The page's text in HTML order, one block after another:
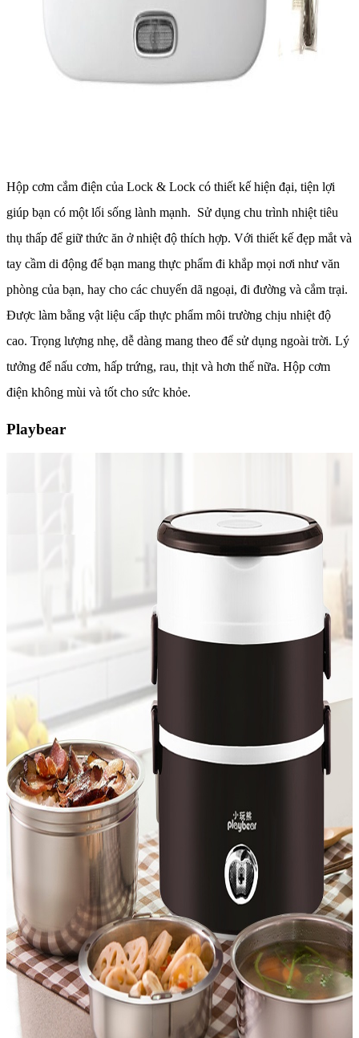
Hộp cơm cắm điện của Lock & Lock có thiết kế hiện đại, tiện lợi
giúp bạn có một lối sống lành mạnh. Sử dụng chu trình nhiệt tiêu
thụ thấp để giữ thức ăn ở nhiệt độ thích hợp. Với thiết kế đẹp mắt và
tay cầm di động để bạn mang thực phẩm đi khắp mọi nơi như văn
phòng của bạn, hay cho các chuyến dã ngoại, đi đường và cắm trại.
Được làm bằng vật liệu cấp thực phẩm môi trường chịu nhiệt độ
cao. Trọng lượng nhẹ, dễ dàng mang theo để sử dụng ngoài trời. Lý
tưởng để nấu cơm, hấp trứng, rau, thịt và hơn thế nữa. Hộp cơm
điện không mùi và tốt cho sức khỏe.
Playbear